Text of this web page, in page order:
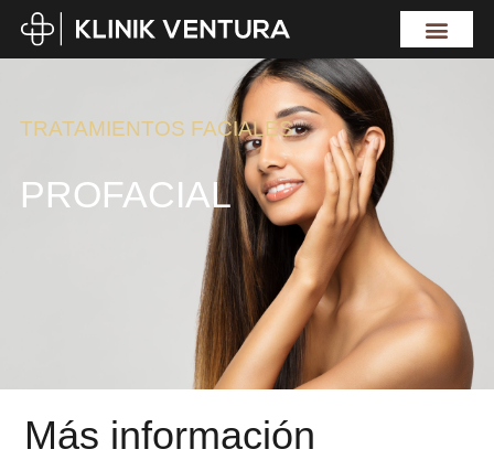
TRATAMIENTOS FACIALES
PROFACIAL
Más información